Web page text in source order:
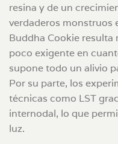
resina y de un
verdaderos monstruos
Buddha Cookie resulta
poco exigente en
supone todo un alivio
Por su parte, los
técnicas como LST
internodal, lo que
luz.